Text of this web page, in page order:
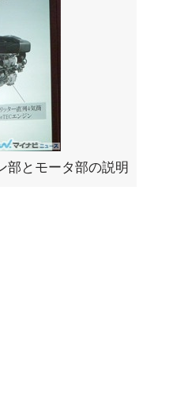
部とモータ部の説明